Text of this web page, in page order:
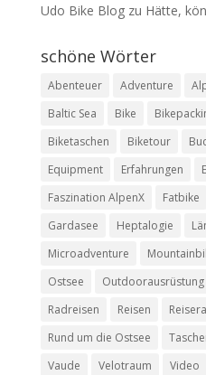
Udo Bike Blogzu Hätte,
schöne Wörter
Abenteuer Adventure
Baltic Sea
Bike
Biketaschen
Biketour
Equipment
Erfahrungen
Faszination AlpenX
Fatbike
Gardasee
Heptalogie
Microadventure
Ostsee
Outdoorausrüstung
Radreisen
Reisen
Rund um die Ostsee
Vaude
Velotraum Video